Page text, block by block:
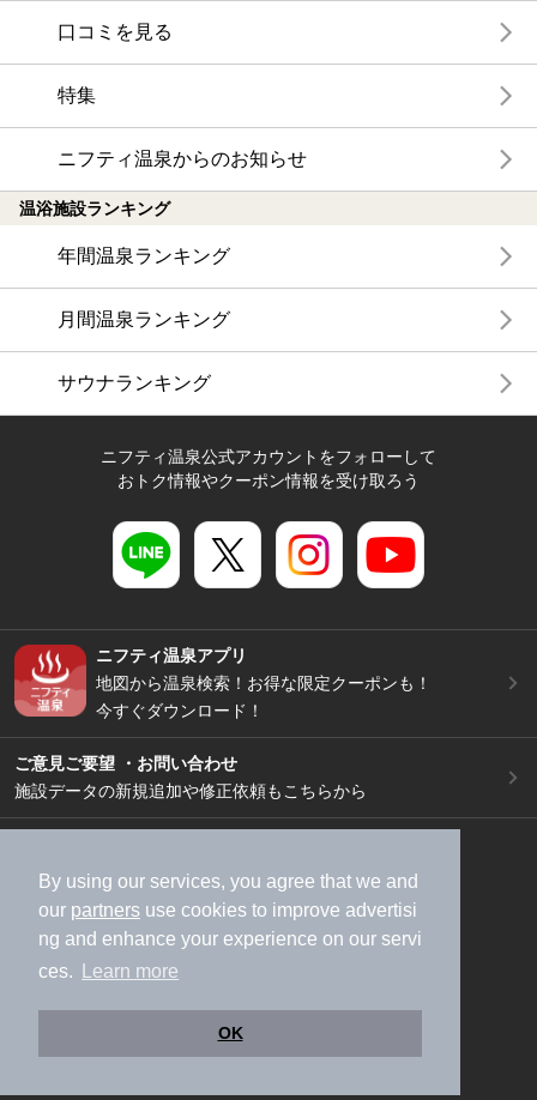
By using our services, you agree that we and
our partners use cookies to improve advertisi
ng and enhance your experience on our servi
ces.
Learn more
OK
口コミを見る
特集
ニフティ温泉からのお知らせ
温浴施設ランキング
年間温泉ランキング
月間温泉ランキング
サウナランキング
ニフティ温泉公式アカウントをフォローして
おトク情報やクーポン情報を受け取ろう
ニフティ温泉アプリ
地図から温泉検索！お得な限定クーポンも！
今すぐダウンロード！
ご意見ご要望 ・お問い合わせ
施設データの新規追加や修正依頼もこちらから
加盟店募集（資料請求）
広告出稿のご案内
利用規約
ライフスタイルMEMBERS+規約
特定商取引法に基づく表記
ヘルプ
採用情報
運営会社